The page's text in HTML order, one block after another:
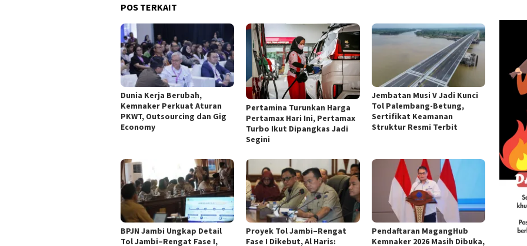
POS TERKAIT
Dunia Kerja Berubah,
Kemnaker Perkuat Aturan
PKWT, Outsourcing dan Gig
Economy
Pertamina Turunkan Harga
Pertamax Hari Ini, Pertamax
Turbo Ikut Dipangkas Jadi
Segini
Jembatan Musi V Jadi Kunci
Tol Palembang-Betung,
Sertifikat Keamanan
Struktur Resmi Terbit
BPJN Jambi Ungkap Detail
Tol Jambi–Rengat Fase I,
Proyek Tol Jambi–Rengat
Fase I Dikebut, Al Haris:
Pendaftaran MagangHub
Kemnaker 2026 Masih Dibuka,